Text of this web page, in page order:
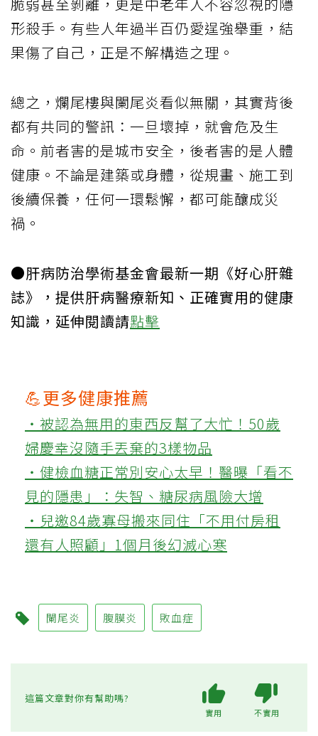
脆弱甚至剝離，更是中老年人不容忽視的隱
形殺手。有些人年過半百仍愛逞強舉重，結
果傷了自己，正是不解構造之理。
總之，爛尾樓與闌尾炎看似無關，其實背後
都有共同的警訊：一旦壞掉，就會危及生
命。前者害的是城市安全，後者害的是人體
健康。不論是建築或身體，從規畫、施工到
後續保養，任何一環鬆懈，都可能釀成災
禍。
●肝病防治學術基金會最新一期《好心肝雜
誌》，提供肝病醫療新知、正確實用的健康
知識，延伸閱讀請點擊
💪更多健康推薦
‧被認為無用的東西反幫了大忙！50歲
婦慶幸沒隨手丟棄的3樣物品
‧健檢血糖正常別安心太早！醫曝「看不
見的隱患」：失智、糖尿病風險大增
‧兒邀84歲寡母搬來同住「不用付房租
還有人照顧」1個月後幻滅心寒
闌尾炎 腹膜炎 敗血症
這篇文章對你有幫助嗎?
實用 不實用